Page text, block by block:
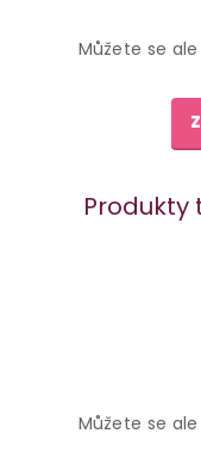
Můžete se
Můžete se